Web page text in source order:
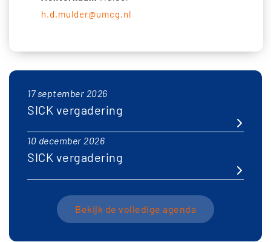
h.d.mulder@umcg.nl
17 september 2026
SICK vergadering
10 december 2026
SICK vergadering
Bekijk de volledige agenda